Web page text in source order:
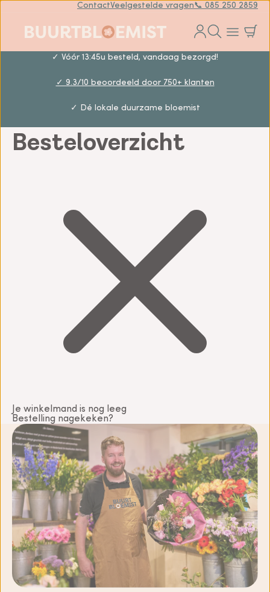
ContactVeelgestelde vragen📞 085 250 2859
✓ Vóór 13:45u besteld, vandaag bezorgd!
✓ 9.3/10 beoordeeld door 750+ klanten
✓ Dé lokale duurzame bloemist
Besteloverzicht
Je winkelmand is nog leeg
Bestelling nagekeken?